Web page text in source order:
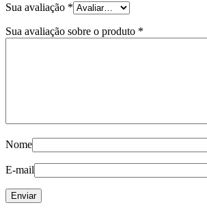
Sua avaliação *
Sua avaliação sobre o produto *
Nome
E-mail